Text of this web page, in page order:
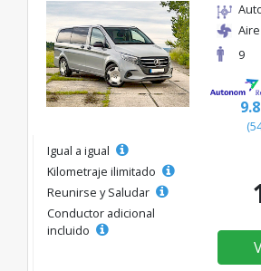
9
Igual a igual
Kilometraje ilimitado
Reunirse y Saludar
Conductor adicional
incluido